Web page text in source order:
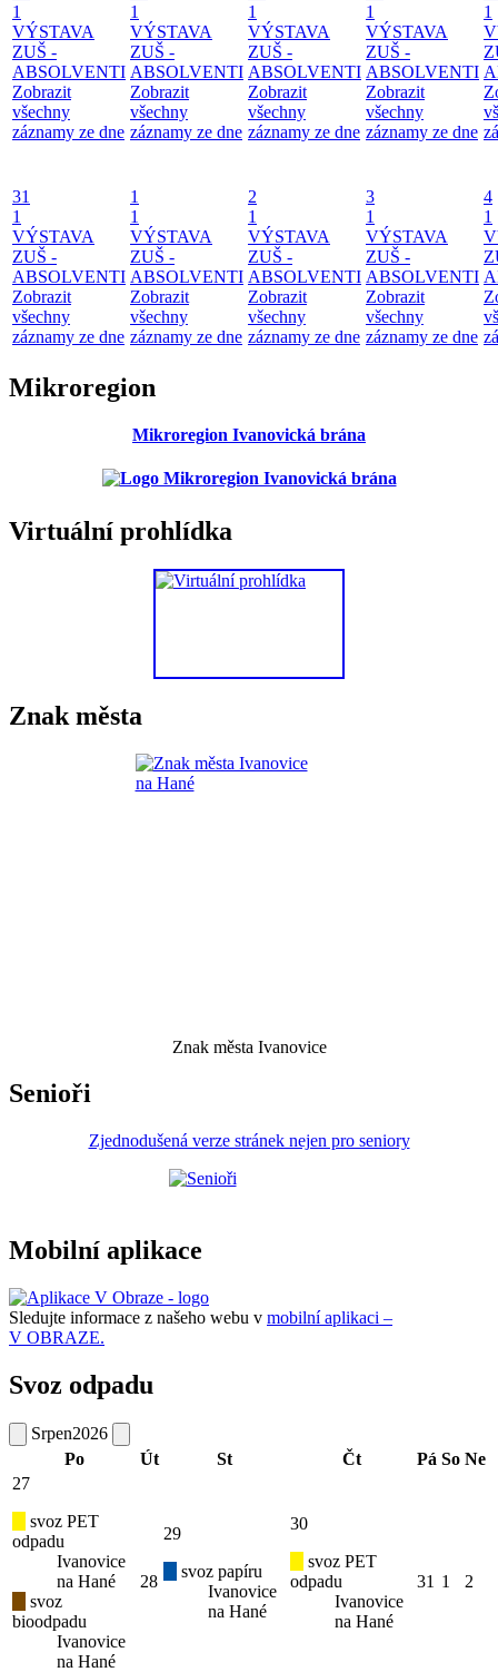
1
VÝSTAVA
ZUŠ -
ABSOLVENTI
Zobrazit
všechny
záznamy ze dne
1
VÝSTAVA
ZUŠ -
ABSOLVENTI
Zobrazit
všechny
záznamy ze dne
1
VÝSTAVA
ZUŠ -
ABSOLVENTI
Zobrazit
všechny
záznamy ze dne
1
VÝSTAVA
ZUŠ -
ABSOLVENTI
Zobrazit
všechny
záznamy ze dne
1
31
1
VÝSTAVA
ZUŠ -
ABSOLVENTI
Zobrazit
všechny
záznamy ze dne
1
1
VÝSTAVA
ZUŠ -
ABSOLVENTI
Zobrazit
všechny
záznamy ze dne
2
1
VÝSTAVA
ZUŠ -
ABSOLVENTI
Zobrazit
všechny
záznamy ze dne
3
1
VÝSTAVA
ZUŠ -
ABSOLVENTI
Zobrazit
všechny
záznamy ze dne
4
1
Mikroregion
Mikroregion Ivanovická brána
Virtuální prohlídka
Znak města
Znak města Ivanovice
Senioři
Zjednodušená verze stránek nejen pro seniory
Mobilní aplikace
Sledujte informace z našeho webu v mobilní aplikaci –
V OBRAZE.
Svoz odpadu
Srpen2026
Po
Út St Čt Pá So Ne
27
svoz PET
odpadu
Ivanovice
na Hané
svoz
bioodpadu
Ivanovice
na Hané
28
29
svoz papíru
Ivanovice
na Hané
30
svoz PET
odpadu
Ivanovice
na Hané
31 1 2